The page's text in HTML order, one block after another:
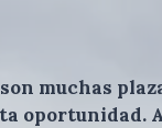
muchas
oportunidad.